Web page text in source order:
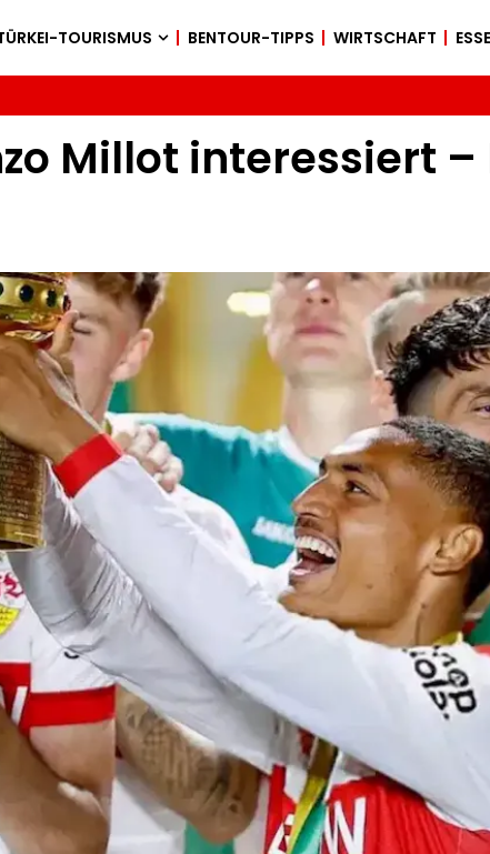
TOURISMUS BENTOUR-TIPPS WIRTSCHAFT
Millot interessiert –